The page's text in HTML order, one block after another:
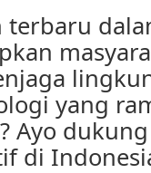
terbaru
yang
Ayo
di